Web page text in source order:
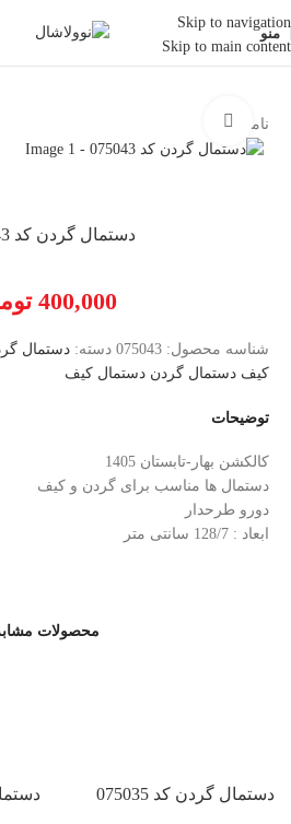
Skip to navigation
Skip to main content
منو
خانه اکسسوری دستمال گردن
ناموجود
دستمال گردن کد 075043
400,000
شناسه محصول: 075043 دسته: دستمال
کیف دستمال گردن دستمال کیف
توضیحات
کالکشن بهار-تابستان 1405
دستمال ها مناسب برای گردن و کیف
دورو طرحدار
ابعاد : 128/7 سانتی متر
محصولات
دستمال گردن کد 075035